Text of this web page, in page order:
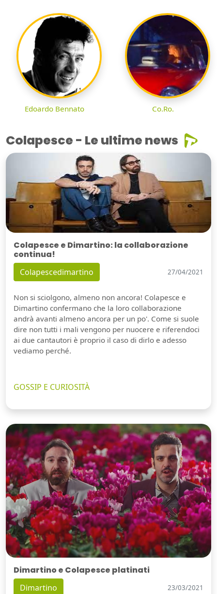
Edoardo Bennato Co.Ro.
Colapesce - Le ultime news
Colapesce e Dimartino: la collaborazione
continua!
Colapescedimartino 27/04/2021
Non si sciolgono, almeno non ancora! Colapesce e
Dimartino confermano che la loro collaborazione
andrà avanti almeno ancora per un po'. Come si suole
dire non tutti i mali vengono per nuocere e riferendoci
ai due cantautori è proprio il caso di dirlo e adesso
vediamo perché.
GOSSIP E CURIOSITÀ
Dimartino e Colapesce platinati
Dimartino 23/03/2021